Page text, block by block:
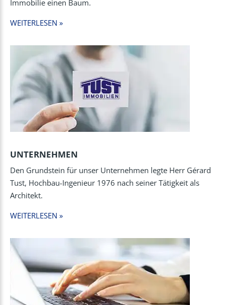
Immobilie einen Baum.
WEITERLESEN »
UNTERNEHMEN
Den Grundstein für unser Unternehmen legte Herr Gérard
Tust, Hochbau-Ingenieur 1976 nach seiner Tätigkeit als
Architekt.
WEITERLESEN »